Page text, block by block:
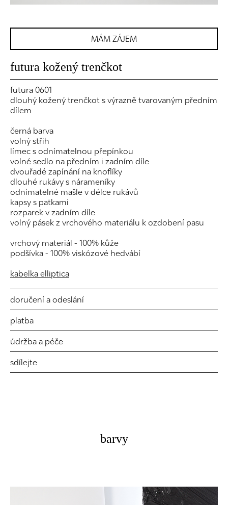
MÁM ZÁJEM
futura kožený trenčkot
futura 0601
dlouhý kožený trenčkot s výrazně tvarovaným předním
dílem
černá barva
volný střih
límec s odnímatelnou přepínkou
volné sedlo na předním i zadním díle
dvouřadé zapínání na knoflíky
dlouhé rukávy s nárameníky
odnímatelné mašle v délce rukávů
kapsy s patkami
rozparek v zadním díle
volný pásek z vrchového materiálu k ozdobení pasu
vrchový materiál - 100% kůže
podšívka - 100% viskózové hedvábí
kabelka elliptica
doručení a odeslání
platba
údržba a péče
sdílejte
barvy